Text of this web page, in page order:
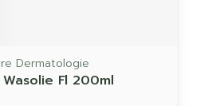
Dermatologie
Fl 200ml